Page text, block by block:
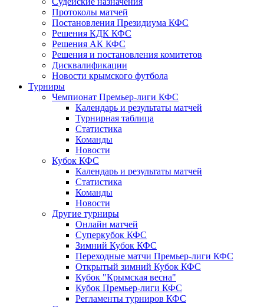
Протоколы матчей
Постановления Президиума КФС
Решения КДК КФС
Решения АК КФС
Решения и постановления комитетов
Дисквалификации
Новости крымского футбола
Турниры
Чемпионат Премьер-лиги КФС
Календарь и результаты матчей
Турнирная таблица
Статистика
Команды
Новости
Кубок КФС
Календарь и результаты матчей
Статистика
Команды
Новости
Другие турниры
Онлайн матчей
Суперкубок КФС
Зимний Кубок КФС
Переходные матчи Премьер-лиги КФС
Открытый зимний Кубок КФС
Кубок "Крымская весна"
Кубок Премьер-лиги КФС
Регламенты турниров КФС